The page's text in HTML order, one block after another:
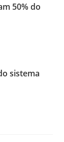
50% do
sistema